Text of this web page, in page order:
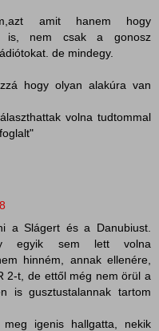
amit hanem hogy
is, nem csak a gonosz
de mindegy.
hogy olyan alakúra van
volna tudtommal
a Slágert és a Danubiust.
egyik sem lett volna
hinném, annak ellenére,
2-t, de ettől még nem örül a
is gusztustalannak tartom
igenis hallgatta, nekik